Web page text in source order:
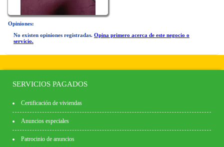
Opiniones:
No existen opiniones registradas. Opina primero acerca de este negocio o
servicio.
SERVICIOS PAGADOS
Certificación de viviendas
Anuncios especiales
Patrocinio de anuncios